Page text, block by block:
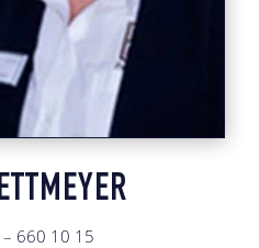
660 10 15